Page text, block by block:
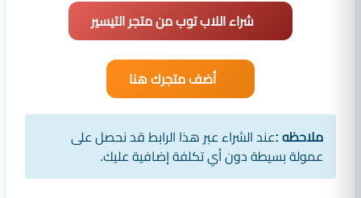
شراء اللاب توب من متجر التيسير
أضف متجرك هنا
ملاحظه :عند الشراء عبر هذا الرابط قد نحصل على
عمولة بسيطة دون أي تكلفة إضافية عليك.